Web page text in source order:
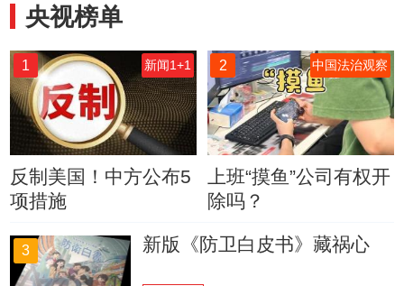
央视榜单
1 新闻1+1
反制美国！中方公布5
项措施
2 中国法治观察
上班“摸鱼”公司有权开
除吗？
3 新版《防卫白皮书》藏祸心